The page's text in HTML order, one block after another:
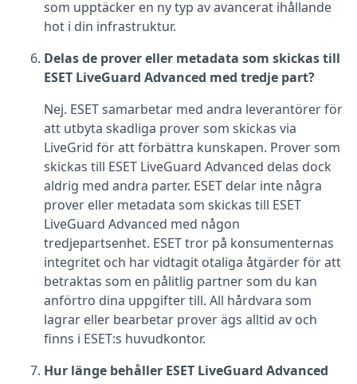
som upptäcker en ny typ av avancerat ihållande
hot i din infrastruktur.
Delas de prover eller metadata som skickas till
ESET LiveGuard Advanced med tredje part?
Nej. ESET samarbetar med andra leverantörer för
att utbyta skadliga prover som skickas via
LiveGrid för att förbättra kunskapen. Prover som
skickas till ESET LiveGuard Advanced delas dock
aldrig med andra parter. ESET delar inte några
prover eller metadata som skickas till ESET
LiveGuard Advanced med någon
tredjepartsenhet. ESET tror på konsumenternas
integritet och har vidtagit otaliga åtgärder för att
betraktas som en pålitlig partner som du kan
anförtro dina uppgifter till. All hårdvara som
lagrar eller bearbetar prover ägs alltid av och
finns i ESET:s huvudkontor.
Hur länge behåller ESET LiveGuard Advanced